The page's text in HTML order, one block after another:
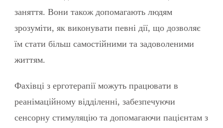
заняття. Вони також допомагають людям
зрозуміти, як виконувати певні дії, що дозволяє
їм стати більш самостійними та задоволеними
життям.
Фахівці з ерготерапії можуть працювати в
реанімаційному відділенні, забезпечуючи
сенсорну стимуляцію та допомагаючи пацієнтам з